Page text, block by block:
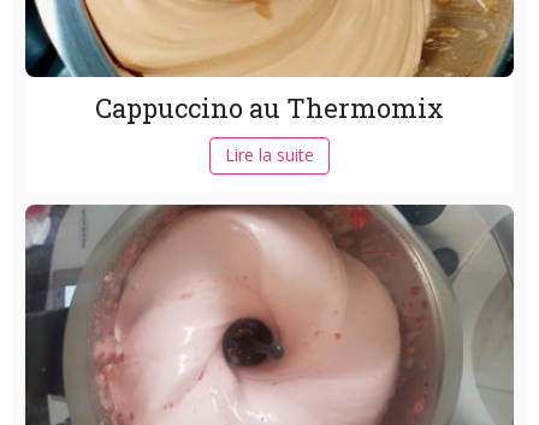
Cappuccino au Thermomix
Lire la suite